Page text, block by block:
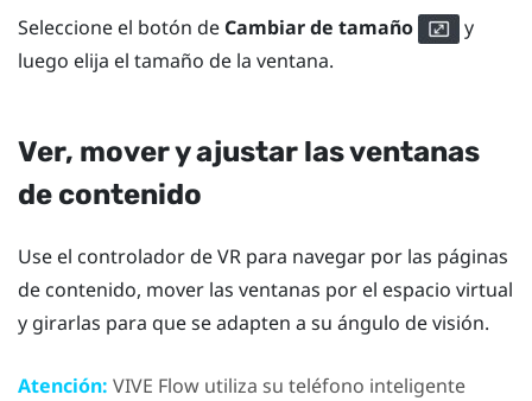
Seleccione el botón de Cambiar de tamaño
y
luego elija el tamaño de la ventana.
Ver, mover y ajustar las ventanas
de contenido
Use el controlador de VR para navegar por las páginas
de contenido, mover las ventanas por el espacio virtual
y girarlas para que se adapten a su ángulo de visión.
Atención: VIVE Flow utiliza su teléfono inteligente